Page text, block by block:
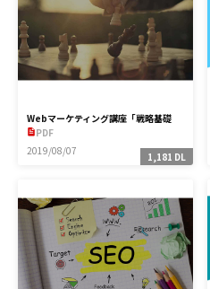
Webマーケティング講座「戦略基礎
編」PDF
2019/08/07
1,181 DL